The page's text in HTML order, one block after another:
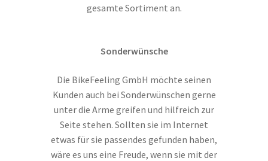
gesamte Sortiment an.
Sonderwünsche
Die BikeFeeling GmbH möchte seinen
Kunden auch bei Sonderwünschen gerne
unter die Arme greifen und hilfreich zur
Seite stehen. Sollten sie im Internet
etwas für sie passendes gefunden haben,
wäre es uns eine Freude, wenn sie mit der